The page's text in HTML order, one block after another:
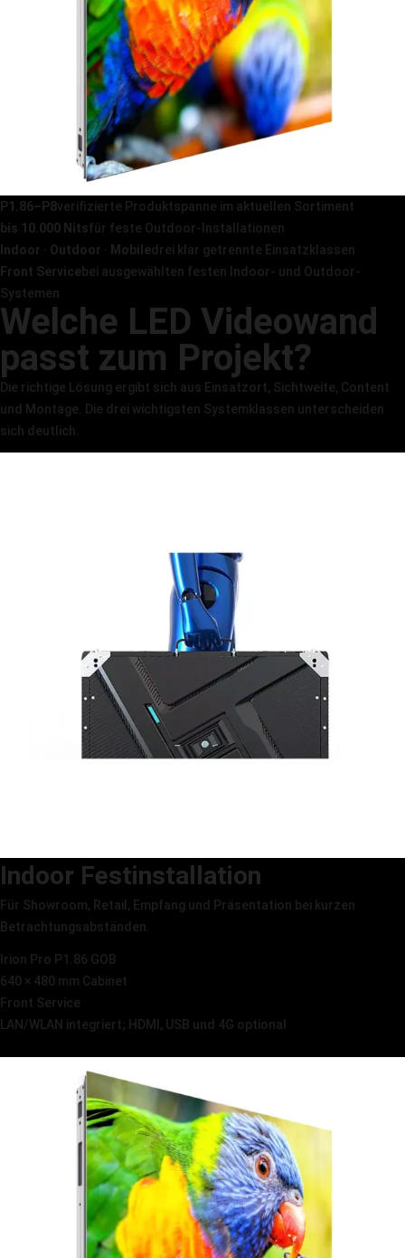
P1.86–P8verifizierte Produktspanne im aktuellen Sortiment
bis 10.000 Nitsfür feste Outdoor-Installationen
Indoor · Outdoor · Mobiledrei klar getrennte Einsatzklassen
Front Service bei ausgewählten festen Indoor- und Outdoor-
Systemen
Welche LED Videowand
passt zum Projekt?
Die richtige Lösung ergibt sich aus Einsatzort, Sichtweite, Content
und Montage. Die drei wichtigsten Systemklassen unterscheiden
sich deutlich.
Indoor Festinstallation
Für Showroom, Retail, Empfang und Präsentation bei kurzen
Betrachtungsabständen.
Irion Pro P1.86 GOB
640 × 480 mm Cabinet
Front Service
LAN/WLAN integriert; HDMI, USB und 4G optional